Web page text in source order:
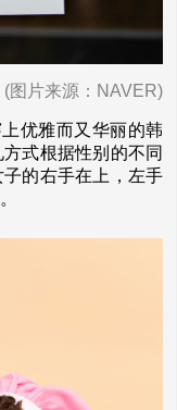
(图片来源：NAVER)
优雅而又华丽的韩
式根据性别的不同
的右手在上，左手